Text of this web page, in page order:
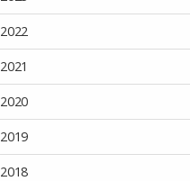
2022
2021
2020
2019
2018